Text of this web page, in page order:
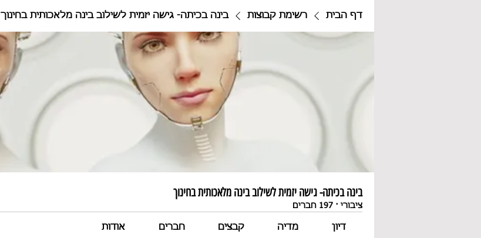
דף הבית רשימת קבוצות בינה בכיתה- גישה יזמית לשילוב בינה מלאכותית בחינוך
בינה בכיתה- גישה יזמית לשילוב בינה מלאכותית בחינוך
ציבורי · 197 חברים
דיון מדיה קבצים חברים אודות